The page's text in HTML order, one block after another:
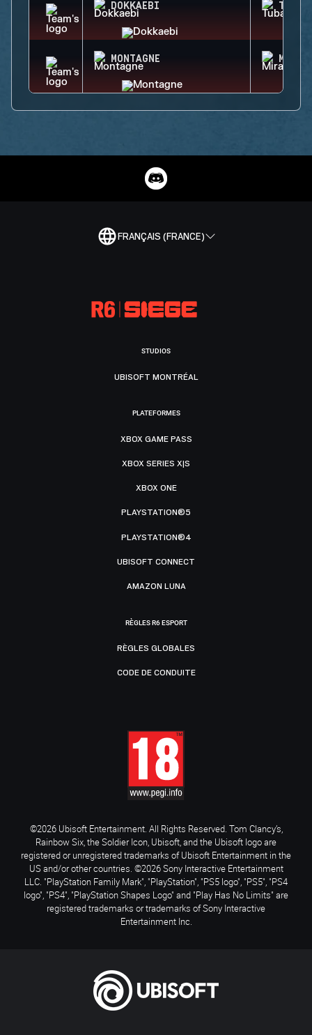
DOKKAEBI
MONTAGNE MIRA
FRANÇAIS (FRANCE)
STUDIOS
UBISOFT MONTRÉAL
PLATEFORMES
XBOX GAME PASS
XBOX SERIES X|S
XBOX ONE
PLAYSTATION®5
PLAYSTATION®4
UBISOFT CONNECT
AMAZON LUNA
RÈGLES R6 ESPORT
RÈGLES GLOBALES
CODE DE CONDUITE
©2026 Ubisoft Entertainment. All Rights Reserved. Tom Clancy’s,
Rainbow Six, the Soldier Icon, Ubisoft, and the Ubisoft logo are
registered or unregistered trademarks of Ubisoft Entertainment in the
US and/or other countries. ©2026 Sony Interactive Entertainment
LLC. "PlayStation Family Mark", "PlayStation", "PS5 logo", "PS5", "PS4
logo", "PS4", "PlayStation Shapes Logo" and "Play Has No Limits" are
registered trademarks or trademarks of Sony Interactive
Entertainment Inc.